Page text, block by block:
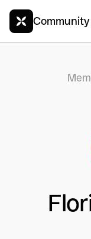
Community